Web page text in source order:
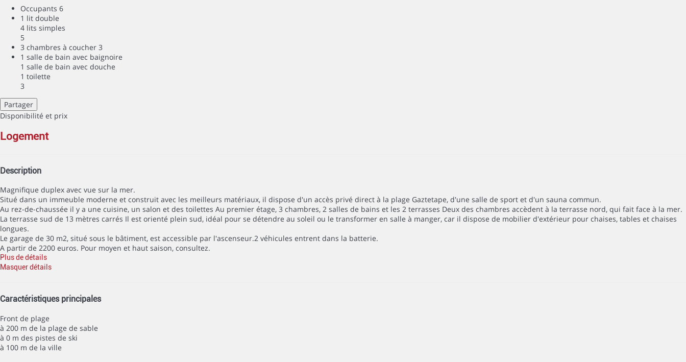
Occupants 6
1 lit double
4 lits simples
5
3 chambres à coucher 3
1 salle de bain avec baignoire
1 salle de bain avec douche
1 toilette
3
Partager
Disponibilité et prix
logement
Description
Magnifique duplex avec vue sur la mer.
Situé dans un immeuble moderne et construit avec les meilleurs matériaux, il dispose d'un accès privé direct à la plage Gaztetape, d'une salle de sport et d'un sauna commun.
Au rez-de-chaussée il y a une cuisine, un salon et des toilettes Au premier étage, 3 chambres, 2 salles de bains et les 2 terrasses Deux des chambres accèdent à la terrasse nord, qui fait face à la mer.
La terrasse sud de 13 mètres carrés Il est orienté plein sud, idéal pour se détendre au soleil ou le transformer en salle à manger, car il dispose de mobilier d'extérieur pour chaises, tables et chaises
longues.
Le garage de 30 m2, situé sous le bâtiment, est accessible par l'ascenseur.2 véhicules entrent dans la batterie.
A partir de 2200 euros. Pour moyen et haut saison, consultez.
Plus de détails
Masquer détails
Caractéristiques principales
Front de plage
à 200 m de la plage de sable
à 0 m des pistes de ski
à 100 m de la ville